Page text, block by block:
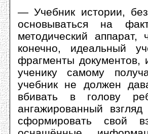
— Учебник истории,
основываться на
методический
конечно, идеальный
фрагменты документов,
ученику самому
учебник не должен
вбивать в голову
ангажированный
сформировать свой